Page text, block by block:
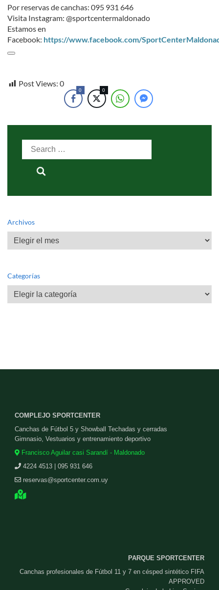
Por reservas de canchas: 095 931 646
Visita Instagram: @sportcentermaldonado
Estamos en
Facebook: https://www.facebook.com/
Post Views: 0
0 0
Search
Archivos
Archivos
Categorías
Categorías
COMPLEJO SPORTCENTER
Canchas de Fútbol 5 y Showball Techadas y cerradas
Gimnasio, Vestuarios y entrenamiento deportivo
Francisco Aguilar casi Sarandí - Maldonado
4224 4513 | 095 931 646
reservas@sportcenter.com.uy
PARQUE SPORTCENTER
Canchas profesionales de Fútbol 11 y 7 en césped sintético FIFA
APPROVED